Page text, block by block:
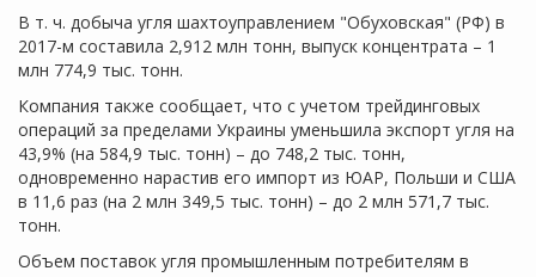
В т. ч. добыча угля шахтоуправлением "Обуховская" (РФ) в
2017-м составила 2,912 млн тонн, выпуск концентрата – 1
млн 774,9 тыс. тонн.
Компания также сообщает, что с учетом трейдинговых
операций за пределами Украины уменьшила экспорт угля на
43,9% (на 584,9 тыс. тонн) – до 748,2 тыс. тонн,
одновременно нарастив его импорт из ЮАР, Польши и США
в 11,6 раз (на 2 млн 349,5 тыс. тонн) – до 2 млн 571,7 тыс.
тонн.
Объем поставок угля промышленным потребителям в